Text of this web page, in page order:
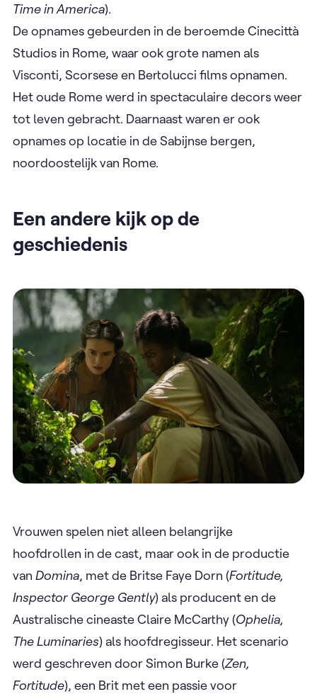
Time in America).
De opnames gebeurden in de beroemde Cinecittà
Studios in Rome, waar ook grote namen als
Visconti, Scorsese en Bertolucci films opnamen.
Het oude Rome werd in spectaculaire decors weer
tot leven gebracht. Daarnaast waren er ook
opnames op locatie in de Sabijnse bergen,
noordoostelijk van Rome.
Een andere kijk op de
geschiedenis
Vrouwen spelen niet alleen belangrijke
hoofdrollen in de cast, maar ook in de productie
van Domina, met de Britse Faye Dorn (Fortitude,
Inspector George Gently) als producent en de
Australische cineaste Claire McCarthy (Ophelia,
The Luminaries) als hoofdregisseur. Het scenario
werd geschreven door Simon Burke (Zen,
Fortitude), een Brit met een passie voor